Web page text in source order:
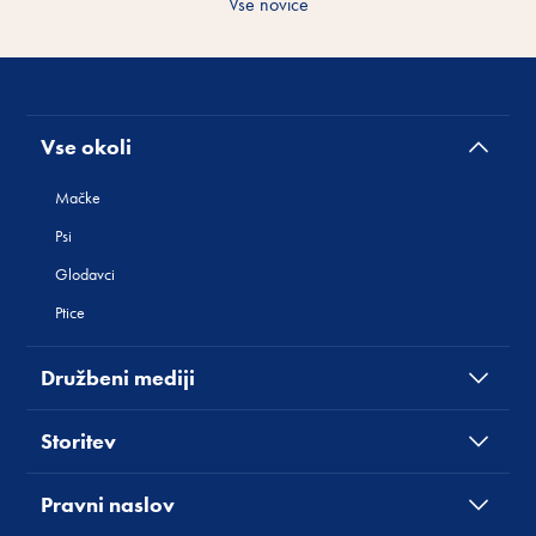
Vse okoli
Mačke
Psi
Glodavci
Ptice
Družbeni mediji
Storitev
Pravni naslov